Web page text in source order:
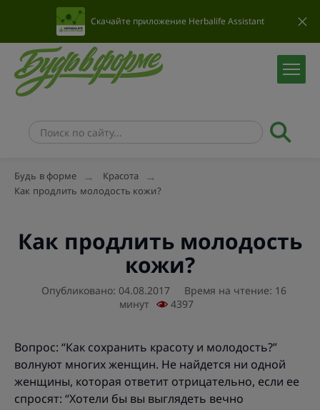
Скачайте приложение Herbalife Assistant
Будь в форме
Красота
Как продлить молодость кожи?
Как продлить молодость
кожи?
Опубликовано: 04.08.2017
Время на чтение: 16
минут
4397
Вопрос: “Как сохранить красоту и молодость?”
волнуют многих женщин. Не найдется ни одной
женщины, которая ответит отрицательно, если ее
спросят: “Хотели бы вы выглядеть вечно